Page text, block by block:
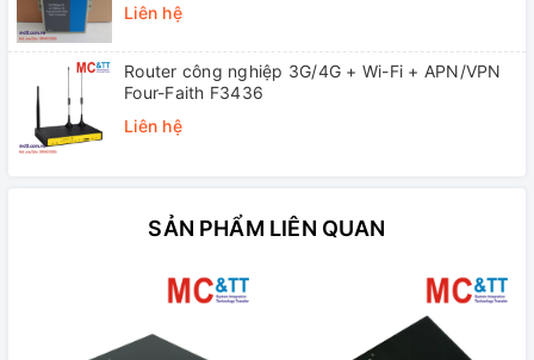
Liên hệ
Router công nghiệp 3G/4G + Wi-Fi + APN/VPN
Four-Faith F3436
Liên hệ
SẢN PHẨM LIÊN QUAN